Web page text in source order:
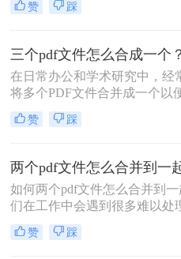
化分享流程，还是为了更方便
的功能。那么怎么把pdf合并成
pdf呢？以下将详细介绍几种常
PDF合并方法，帮助您轻松实
目标。
赞 踩
在日常办公和学术研究中，经
将多个PDF文件合并成一个以
理和分享。那么三个pdf文件怎
一个呢？本文将介绍四种将三
赞 踩
如何两个pdf文件怎么合并到
们在工作中会遇到很多难以处
件，比如PDF文件，特别是多
文件合并成一个PDF文件。事
赞 踩